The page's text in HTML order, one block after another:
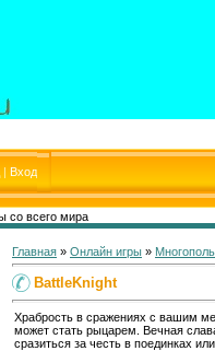
| Вход
со всего мира
Главная » Онлайн игры »
BattleKnight
Храбрость в сражениях с вашим
может стать рыцарем. Вечная
сразиться за честь в поединках